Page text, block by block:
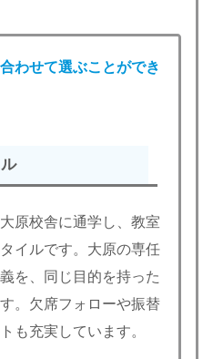
わせて選ぶことができ
原校舎に通学し、教室
イルです。大原の専任
を、同じ目的を持った
。欠席フォローや振替
も充実しています。